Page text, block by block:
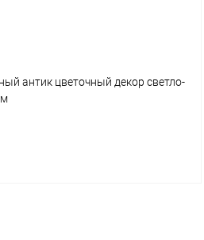
антик цветочный декор светло-